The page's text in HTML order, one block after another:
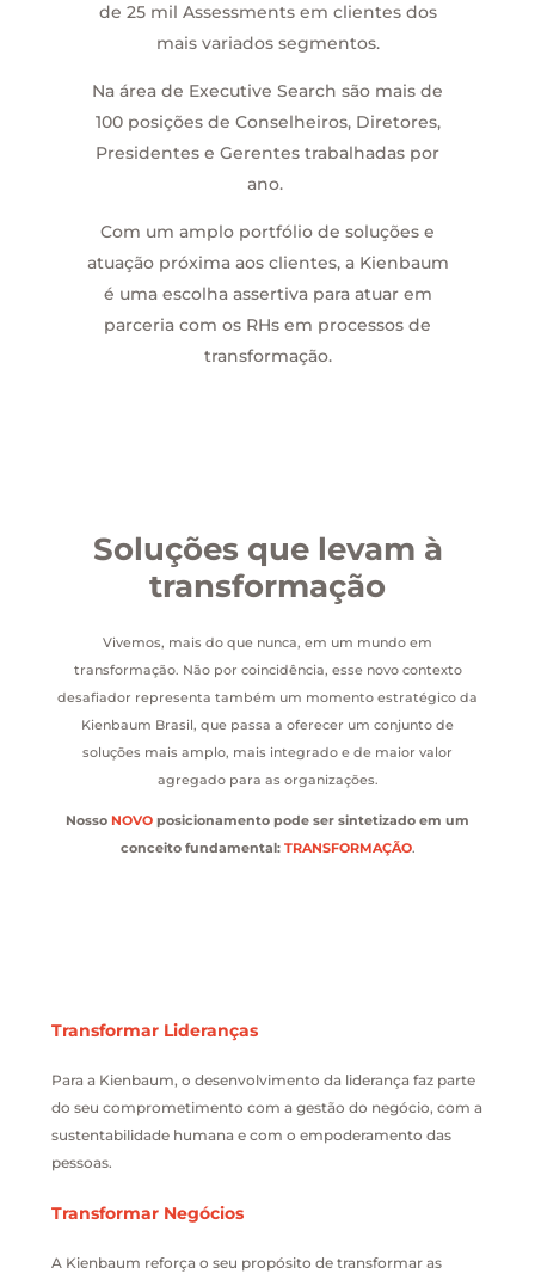
de 25 mil Assessments em clientes dos
mais variados segmentos.
Na área de Executive Search são mais de
100 posições de Conselheiros, Diretores,
Presidentes e Gerentes trabalhadas por
ano.
Com um amplo portfólio de soluções e
atuação próxima aos clientes, a Kienbaum
é uma escolha assertiva para atuar em
parceria com os RHs em processos de
transformação.
Soluções que levam à
transformação
Vivemos, mais do que nunca, em um mundo em
transformação. Não por coincidência, esse novo contexto
desafiador representa também um momento estratégico da
Kienbaum Brasil, que passa a oferecer um conjunto de
soluções mais amplo, mais integrado e de maior valor
agregado para as organizações.
Nosso NOVO posicionamento pode ser sintetizado em um
conceito fundamental: TRANSFORMAÇÃO.
Transformar Lideranças
Para a Kienbaum, o desenvolvimento da liderança faz parte
do seu comprometimento com a gestão do negócio, com a
sustentabilidade humana e com o empoderamento das
pessoas.
Transformar Negócios
A Kienbaum reforça o seu propósito de transformar as